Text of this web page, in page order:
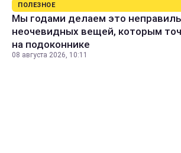
ПОЛЕЗНОЕ
Мы годами делаем это
неочевидных вещей, которым
на подоконнике
08 августа 2026, 10:11